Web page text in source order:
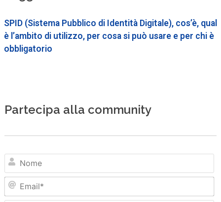
SPID (Sistema Pubblico di Identità Digitale), cos’è, qual
è l’ambito di utilizzo, per cosa si può usare e per chi è
obbligatorio
Partecipa alla community